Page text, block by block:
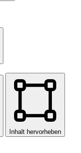
Inhalt hervorheben